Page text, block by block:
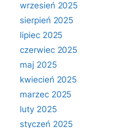
wrzesień 2025
sierpień 2025
lipiec 2025
czerwiec 2025
maj 2025
kwiecień 2025
marzec 2025
luty 2025
styczeń 2025